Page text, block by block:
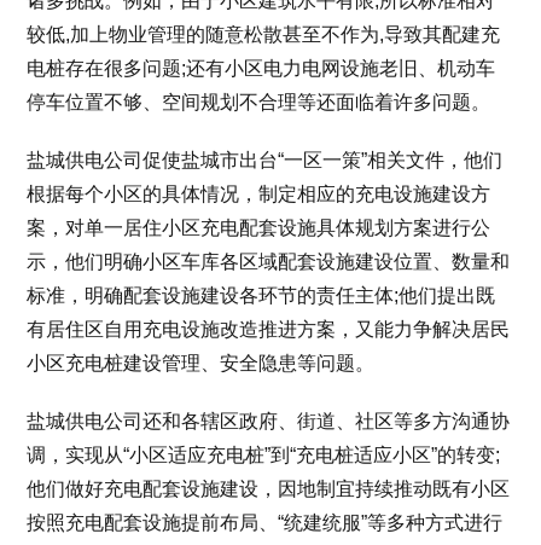
较低,加上物业管理的随意松散甚至不作为,导致其配建充
电桩存在很多问题;还有小区电力电网设施老旧、机动车
停车位置不够、空间规划不合理等还面临着许多问题。
盐城供电公司促使盐城市出台“一区一策”相关文件，他们
根据每个小区的具体情况，制定相应的充电设施建设方
案，对单一居住小区充电配套设施具体规划方案进行公
示，他们明确小区车库各区域配套设施建设位置、数量和
标准，明确配套设施建设各环节的责任主体;他们提出既
有居住区自用充电设施改造推进方案，又能力争解决居民
小区充电桩建设管理、安全隐患等问题。
盐城供电公司还和各辖区政府、街道、社区等多方沟通协
调，实现从“小区适应充电桩”到“充电桩适应小区”的转变;
他们做好充电配套设施建设，因地制宜持续推动既有小区
按照充电配套设施提前布局、“统建统服”等多种方式进行